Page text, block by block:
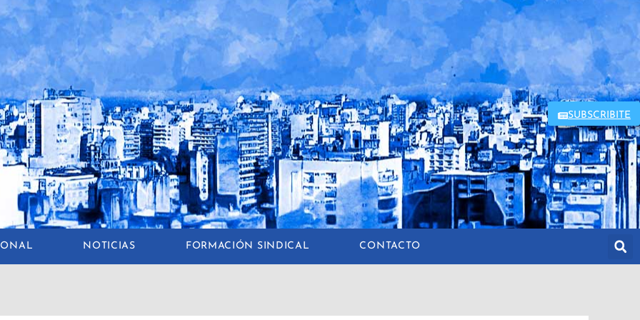
SUBSCRIBITE
NOTICIAS FORMACIÓN SINDICAL CONTACTO